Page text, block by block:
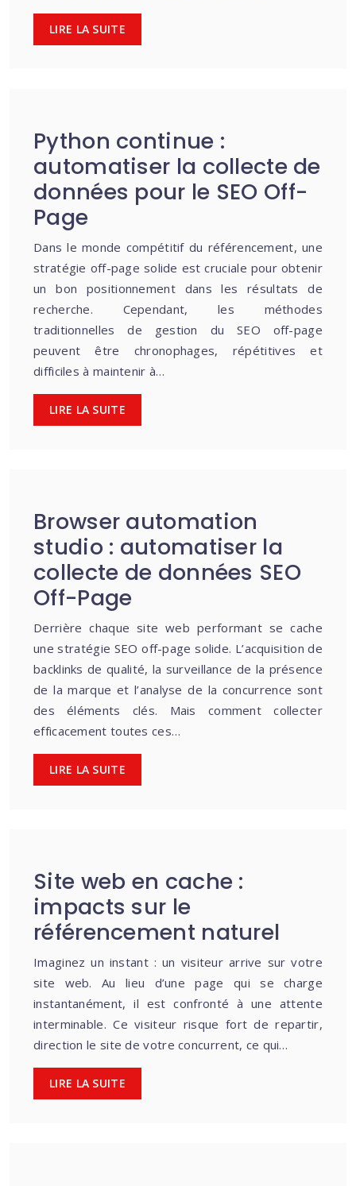
LIRE LA SUITE
Python continue :
automatiser la collecte de
données pour le SEO Off-
Page
Dans le monde compétitif du référencement, une
stratégie off-page solide est cruciale pour obtenir
un bon positionnement dans les résultats de
recherche. Cependant, les méthodes
traditionnelles de gestion du SEO off-page
peuvent être chronophages, répétitives et
difficiles à maintenir à…
LIRE LA SUITE
Browser automation
studio : automatiser la
collecte de données SEO
Off-Page
Derrière chaque site web performant se cache
une stratégie SEO off-page solide. L’acquisition de
backlinks de qualité, la surveillance de la présence
de la marque et l’analyse de la concurrence sont
des éléments clés. Mais comment collecter
efficacement toutes ces…
LIRE LA SUITE
Site web en cache :
impacts sur le
référencement naturel
Imaginez un instant : un visiteur arrive sur votre
site web. Au lieu d’une page qui se charge
instantanément, il est confronté à une attente
interminable. Ce visiteur risque fort de repartir,
direction le site de votre concurrent, ce qui…
LIRE LA SUITE